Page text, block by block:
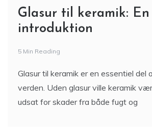
Glasur til keramik: En
introduktion
5 Min Reading
Glasur til keramik er en essentiel del
verden. Uden glasur ville keramik
udsat for skader fra både fugt og